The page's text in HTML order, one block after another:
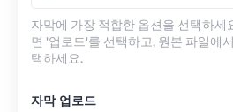
자막에 가장 적합한 옵션을 선택하세
면 '업로드'를 선택하고, 원본 파일에
택하세요.
자막 업로드